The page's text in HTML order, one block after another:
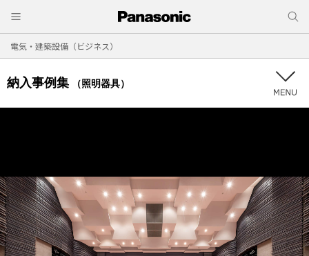
電気・建築設備（ビジネス）
納入事例集 （照明器具）